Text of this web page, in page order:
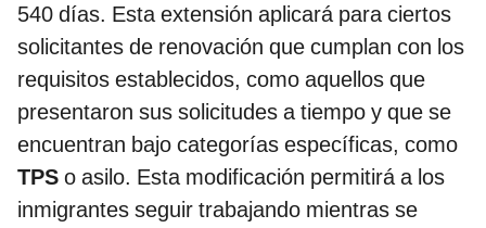
540 días. Esta extensión aplicará para ciertos
solicitantes de renovación que cumplan con los
requisitos establecidos, como aquellos que
presentaron sus solicitudes a tiempo y que se
encuentran bajo categorías específicas, como
TPS o asilo. Esta modificación permitirá a los
inmigrantes seguir trabajando mientras se